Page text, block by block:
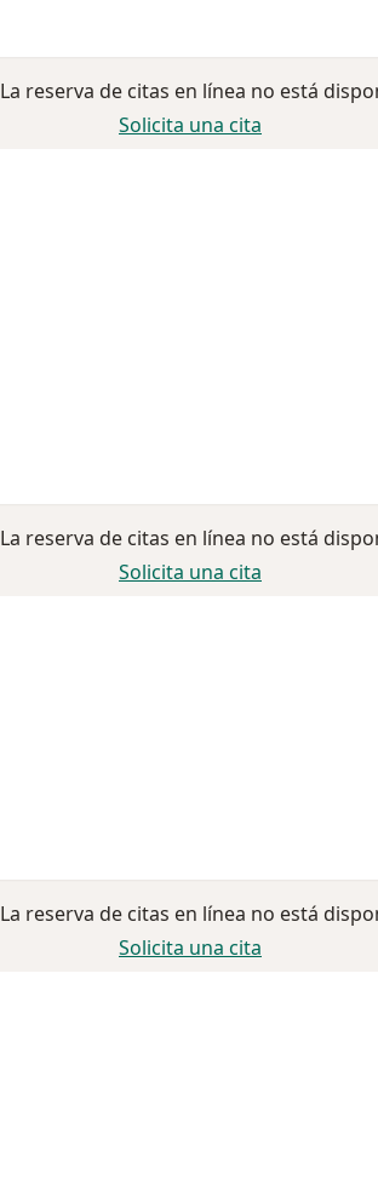
La reserva de citas en línea no está
Solicita una cita
La reserva de citas en línea no está
Solicita una cita
La reserva de citas en línea no está
Solicita una cita